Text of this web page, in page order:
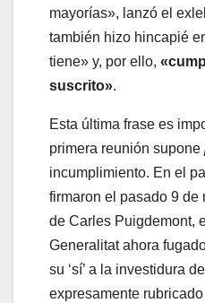
mayorías», lanzó el
también hizo hincapié
tiene» y, por ello,
suscrito».
Esta última frase es
primera reunión supone
incumplimiento. En el
firmaron el pasado 9 de
de Carles Puigdemont,
Generalitat ahora
su ‘sí’ a la investidura
expresamente